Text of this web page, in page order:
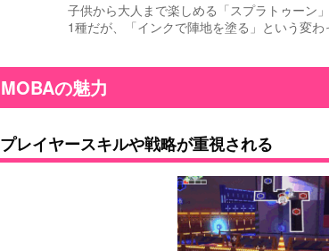
子供から大人まで楽しめる「スプラトゥーン
1種だが、「インクで陣地を塗る」という変
MOBAの魅力
プレイヤースキルや戦略が重視される